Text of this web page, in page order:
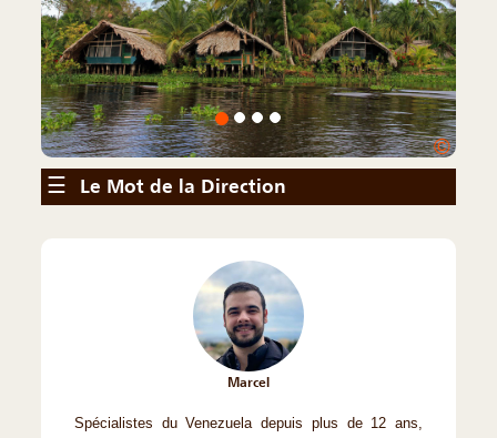
©
☰
Le Mot de la Direction
Marcel
Spécialistes du Venezuela depuis plus de 12 ans,